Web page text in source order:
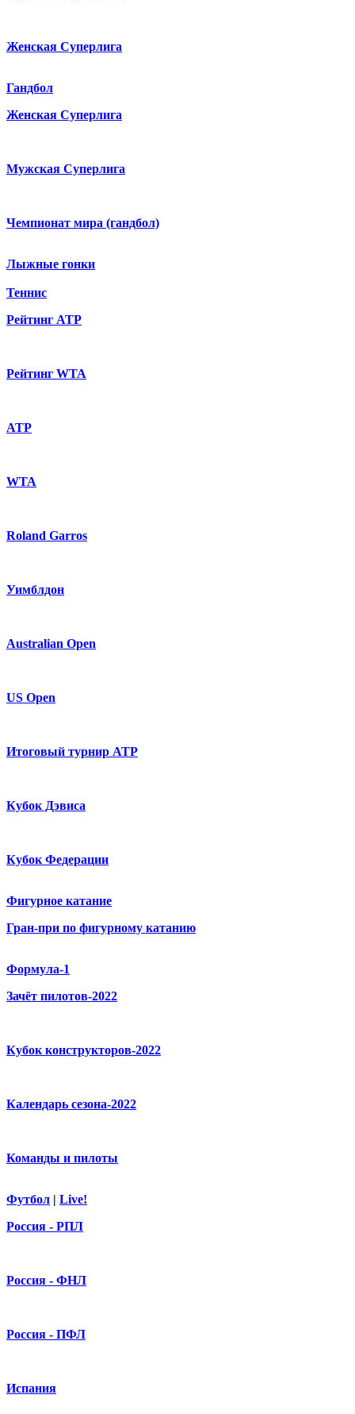
Женская Суперлига
Гандбол
Женская Суперлига
Мужская Суперлига
Чемпионат мира (гандбол)
Лыжные гонки
Теннис
Рейтинг ATP
Рейтинг WTA
ATP
WTA
Roland Garros
Уимблдон
Australian Open
US Open
Итоговый турнир ATP
Кубок Дэвиса
Кубок Федерации
Фигурное катание
Гран-при по фигурному катанию
Формула-1
Зачёт пилотов-2022
Кубок конструкторов-2022
Календарь сезона-2022
Команды и пилоты
Футбол | Live!
Россия - РПЛ
Россия - ФНЛ
Россия - ПФЛ
Испания